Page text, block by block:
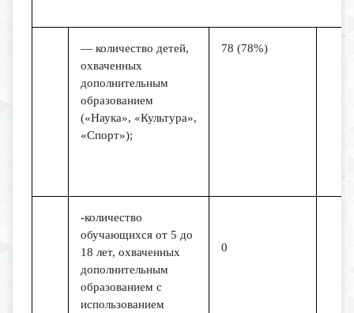
— количество детей,
охваченных
дополнительным
образованием
(«Наука», «Культура»,
«Спорт»);
78 (78%)
-количество
обучающихся от 5 до
18 лет, охваченных
дополнительным
образованием с
использованием
0